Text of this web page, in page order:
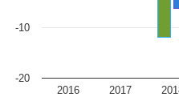
2016 2017
-20
-10